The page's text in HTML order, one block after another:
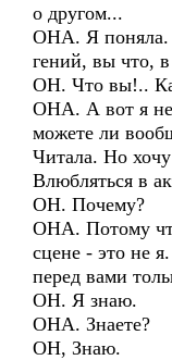
о другом...
ОНА. Я поняла.
гений, вы что,
ОН. Что вы!..
ОНА. А вот я
можете ли
Читала. Но хочу
Влюбляться в
ОН. Почему?
ОНА. Потому
сцене - это не
перед вами
ОН. Я знаю.
ОНА. Знаете?
ОН, Знаю.